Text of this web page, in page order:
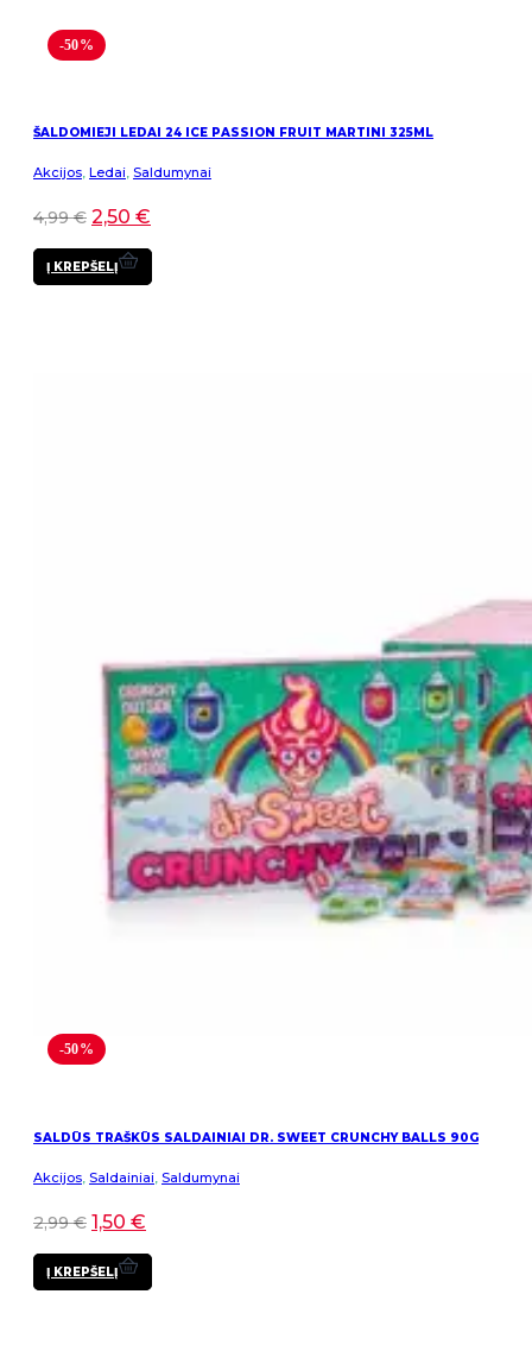
-50%
ŠALDOMIEJI LEDAI 24 ICE PASSION FRUIT MARTINI 325ML
Akcijos, Ledai, Saldumynai
4,99€ 2,50 €
Į KREPŠELĮ
-50%
SALDŪS TRAŠKŪS SALDAINIAI DR. SWEET CRUNCHY BALLS 90G
Akcijos, Saldainiai, Saldumynai
2,99€ 1,50 €
Į KREPŠELĮ